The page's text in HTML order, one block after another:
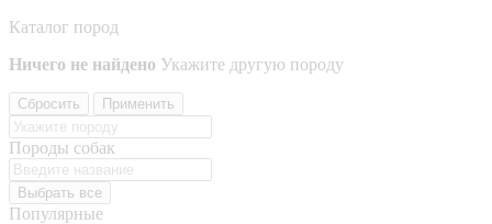
Каталог пород
Ничего не найдено Укажите другую породу
Сбросить Применить
Породы собак
Выбрать все
Популярные